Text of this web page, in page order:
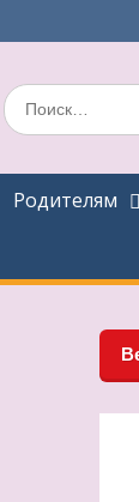
Поиск
по:
Родителям